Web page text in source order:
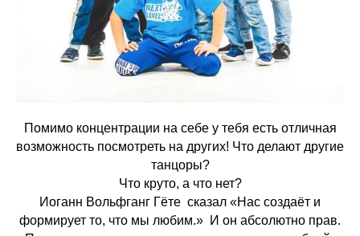
Помимо концентрации на себе у тебя есть отличная
возможность посмотреть на других! Что делают другие
танцоры?
Что круто, а что нет?
Иоганн Вольфганг Гёте сказал «Нас создаёт и
формирует то, что мы любим.» И он абсолютно прав.